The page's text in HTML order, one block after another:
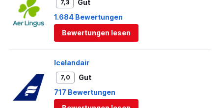
7,3
Gut
1.684 Bewertungen
Bewertungen lesen
Icelandair
7,0
Gut
717 Bewertungen